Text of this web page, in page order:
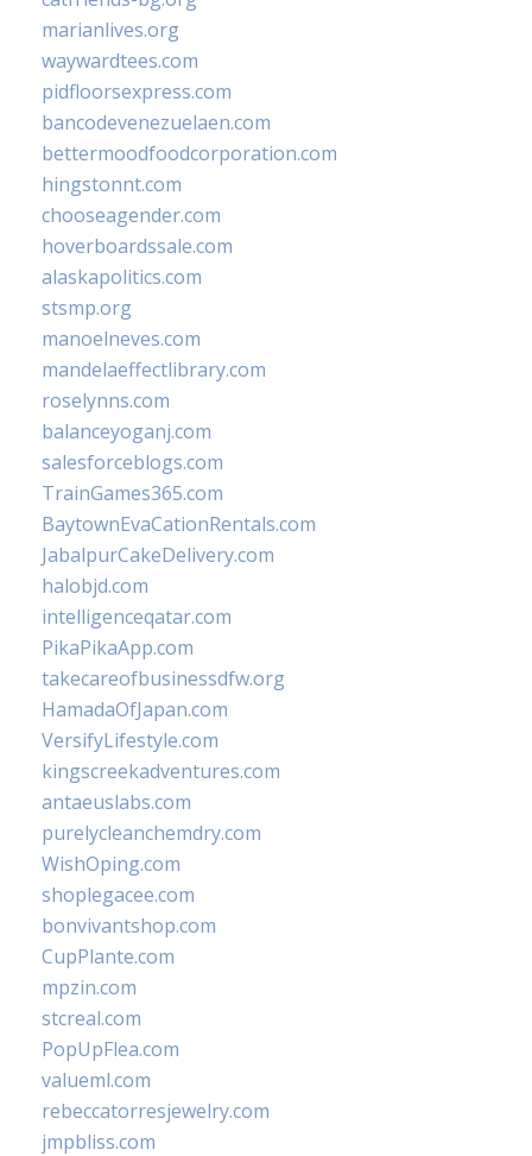
marianlives.org
waywardtees.com
pidfloorsexpress.com
bancodevenezuelaen.com
bettermoodfoodcorporation.com
hingstonnt.com
chooseagender.com
hoverboardssale.com
alaskapolitics.com
stsmp.org
manoelneves.com
mandelaeffectlibrary.com
roselynns.com
balanceyoganj.com
salesforceblogs.com
TrainGames365.com
BaytownEvaCationRentals.com
JabalpurCakeDelivery.com
halobjd.com
intelligenceqatar.com
PikaPikaApp.com
takecareofbusinessdfw.org
HamadaOfJapan.com
VersifyLifestyle.com
kingscreekadventures.com
antaeuslabs.com
purelycleanchemdry.com
WishOping.com
shoplegacee.com
bonvivantshop.com
CupPlante.com
mpzin.com
stcreal.com
PopUpFlea.com
valueml.com
rebeccatorresjewelry.com
jmpbliss.com